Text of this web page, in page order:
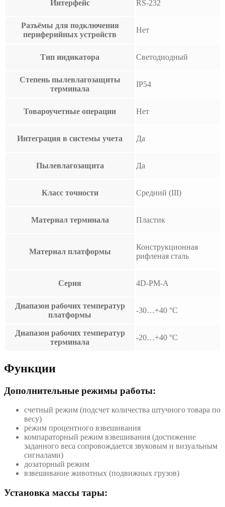
Интерфейс RS-232
Разъёмы для подключения
периферийных устройств
Нет
Тип индикатора Светодиодный
Степень пылевлагозащиты
терминала
IP54
Товароучетные операции Нет
Интеграция в системы учета Да
Пылевлагозащита Да
Класс точности Средний (III)
Материал терминала Пластик
Материал платформы
Конструкционная
рифленая сталь
Серия 4D-PM-A
Диапазон рабочих температур
платформы
-30…+40 °С
Диапазон рабочих температур
терминала
-20…+40 °С
Функции
Дополнительные режимы работы:
счетный режим (подсчет количества штучного товара по
весу)
режим процентного взвешивания
компараторный режим взвешивания (достижение
заданного веса сопровождается звуковым и визуальным
сигналами)
дозаторный режим
взвешивание животных (подвижных грузов)
Установка массы тары: